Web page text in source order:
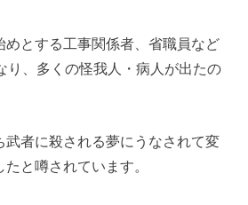
めとする工事関係者、省職員など
り、多くの怪我人・病人が出たの
武者に殺される夢にうなされて変
と噂されています。